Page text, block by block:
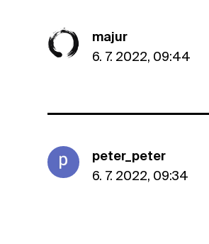
majur
6. 7. 2022, 09:44
peter_peter
6. 7. 2022, 09:34